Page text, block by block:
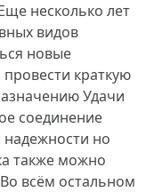
несколько лет
видов
новые
краткую
Удачи
соединение
надежности но
также можно
всём остальном